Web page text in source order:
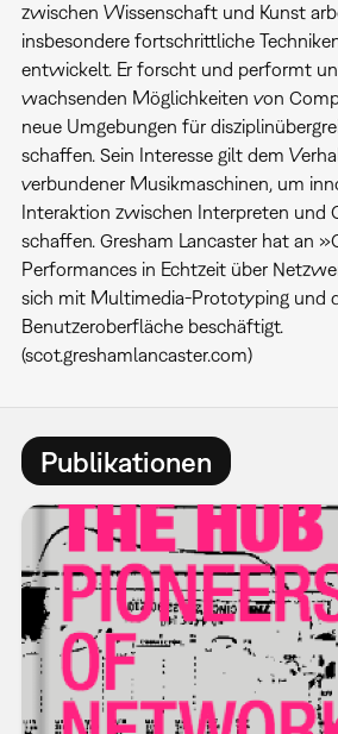
zwischen Wissenschaft und Kunst
insbesondere fortschrittliche
entwickelt. Er forscht und performt
wachsenden Möglichkeiten von
neue Umgebungen für
schaffen. Sein Interesse gilt dem
verbundener Musikmaschinen, um
Interaktion zwischen Interpreten und
schaffen. Gresham Lancaster hat an
Performances in Echtzeit über
sich mit Multimedia-Prototyping und
Benutzeroberfläche beschäftigt.
(scot.greshamlancaster.com)
Publikationen